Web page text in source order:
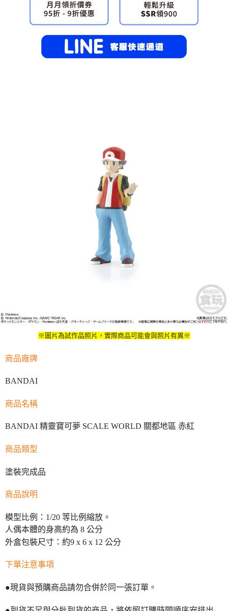
※圖片為試作品照片，實際商品可能會與照片有異※
商品廠牌
BANDAI
商品名稱
BANDAI 精靈寶可夢 SCALE WORLD 關都地區 赤紅
商品類型
塗裝完成品
商品說明
模型比例：1/20 等比例縮放。
人偶本體的身高約為 8 公分
外盒包裝尺寸：約9 x 6 x 12 公分
下單注意事項
●現貨與預購商品請勿合併於同一張訂單。